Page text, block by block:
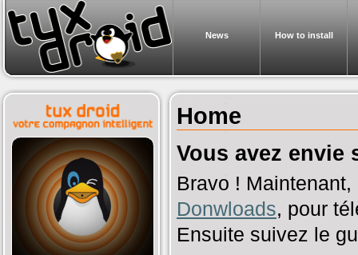
News How to install
Home
Vous avez
Bravo !
Donwloads, pour
Ensuite suivez le